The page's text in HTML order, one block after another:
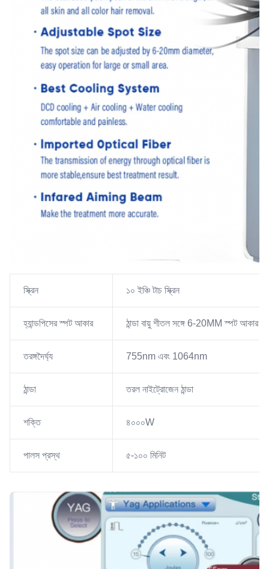
স্ক্রিন ১০ ইঞ্চি টাচ স্ক্রিন
হ্যান্ডপিসের স্পট আকার ঠান্ডা বায়ু শীতল সঙ্গে 6-20MM স্পট আকার
তরঙ্গদৈর্ঘ্য 755nm এবং 1064nm
ঠান্ডা তরল নাইট্রোজেন ঠান্ডা
শক্তি ৪০০০W
পালস প্রস্থ ৫-১০০ মিনিট